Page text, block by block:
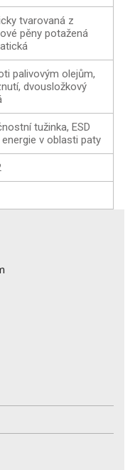
tvarovaná z
pěny potažená
palivovým olejům,
dvousložkový
tužinka, ESD
v oblasti paty